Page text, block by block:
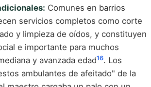
Comunes en barrios
servicios completos como corte
y limpieza de oídos, y constituyen
e importante para muchos
y avanzada edad16. Los
ambulantes de afeitado" de la